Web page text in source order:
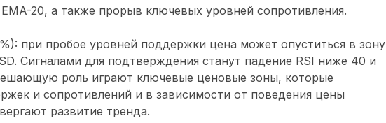
20, а также прорыв ключевых уровней сопротивления.
при пробое уровней поддержки цена может опуститься в зону
Сигналами для подтверждения станут падение RSI ниже 40 и
роль играют ключевые ценовые зоны, которые
и сопротивлений и в зависимости от поведения цены
развитие тренда.